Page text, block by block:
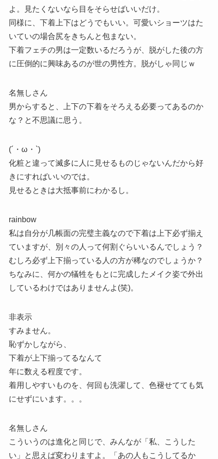
よ。見たくないなら目をそらせばいいだけ。
同様に、下着上下はどうでもいい。可愛いショーツはた
いていの場合尻をきちんと包まない。
下着フェチの男は一定数いるだろうが、脱がした後の方
に圧倒的に興味あるのが世の男性方。脱がしゃ同じｗ
名無しさん
男からすると、上下の下着をそろえる必要ってあるのか
な？と不思議に思う。
(´・ω・`)
化粧と違って滅多に人に見せるものじゃないんだから好
きにすればいいのでは。
見せるときは大抵事前にわかるし。
rainbow
私は自分が几帳面の完璧主義なので下着は上下必ず揃え
ていますが、別々の人って何割ぐらいいるんでしょう？
むしろ必ず上下揃っている人の方が稀なのでしょうか？
ちなみに、何かの犠牲をもとに完成したメイク姿で外出
しているわけではありませんよ(笑)。
非表示
すみません。
恥ずかしながら、
下着が上下揃ってるなんて
年に数える程度です。
着用しやすいものを、何回も洗濯して、色褪せてても気
にせずにいます。。。
名無しさん
こういうのは進化と同じで、みんなが「私、こうした
い」と思えば変わりますよ。「あの人もこうしてるか